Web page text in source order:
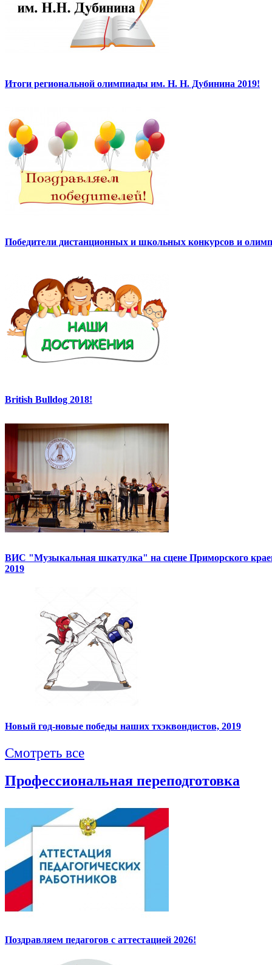
Итоги региональной олимпиады им. Н. Н. Дубинина 2019!
Победители дистанционных и школьных конкурсов и
British Bulldog 2018!
ВИС "Музыкальная шкатулка" на сцене Приморского
2019
Новый год-новые победы наших тхэквондистов, 2019
Смотреть все
Профессиональная переподготовка
Поздравляем педагогов с аттестацией 2026!